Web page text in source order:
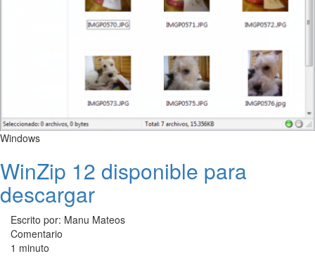
Windows
WinZip 12 disponible para
descargar
Escrito por: Manu Mateos
Comentario
1 minuto